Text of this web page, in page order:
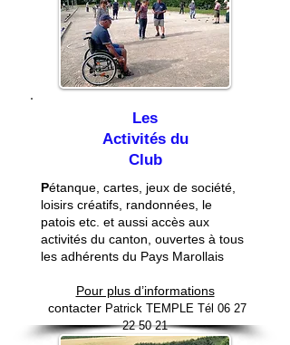
Les
Activités du
Club
Pétanque, cartes, jeux de société,
loisirs créatifs, randonnées, le
patois etc. et aussi accès aux
activités du canton, ouvertes à tous
les adhérents du Pays Marollais
Pour plus d’informations
contacter Patrick TEMPLE Tél 06 27
22 50 21